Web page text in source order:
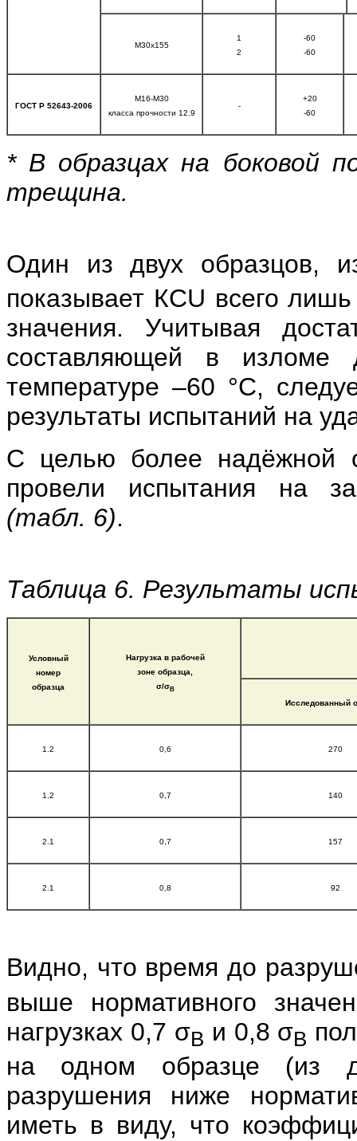
М30х155
1
2
-60
-60
ГОСТ Р 52643-2006
М16-М30
класса прочности 12.9
-
+20
-60
* В образцах на боковой
трещина.
Один из двух образцов,
показывает КСU всего
значения. Учитывая
составляющей в изломе
температуре –60 °С,
результаты испытаний на
С целью более надёжной
провели испытания на
(табл. 6).
Таблица 6. Результаты
Условный
номер
образца
Нагрузка в рабочей
зоне образца,
σ/σВ
Исследованный
1.2 0,6 270
1.2 0,7 140
2.1 0,7 157
2.1 0,8 92
Видно, что время до
выше нормативного
нагрузках 0,7 σВ и 0,8 σВ
на одном образце (из
разрушения ниже
иметь в виду, что